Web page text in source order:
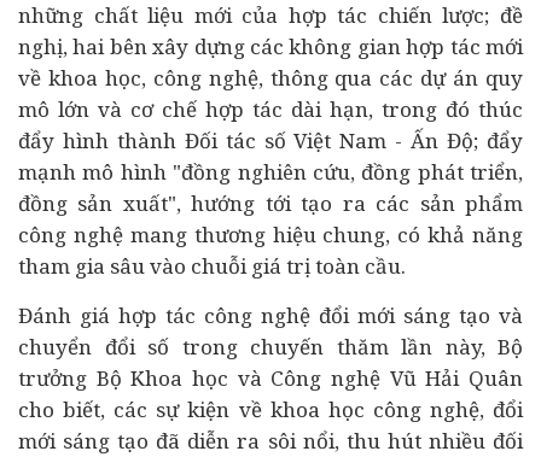
những chất liệu mới của hợp tác chiến lược; đề
nghị, hai bên xây dựng các không gian hợp tác mới
về khoa học, công nghệ, thông qua các dự án quy
mô lớn và cơ chế hợp tác dài hạn, trong đó thúc
đẩy hình thành Đối tác số Việt Nam - Ấn Độ; đẩy
mạnh mô hình "đồng nghiên cứu, đồng phát triển,
đồng sản xuất", hướng tới tạo ra các sản phẩm
công nghệ mang thương hiệu chung, có khả năng
tham gia sâu vào chuỗi giá trị toàn cầu.
Đánh giá hợp tác công nghệ đổi mới sáng tạo và
chuyển đổi số trong chuyến thăm lần này, Bộ
trưởng BộKhoa học và Công nghệ Vũ Hải Quân
cho biết, các sự kiện về khoa học công nghệ, đổi
mới sáng tạo đã diễn ra sôi nổi, thu hút nhiều đối